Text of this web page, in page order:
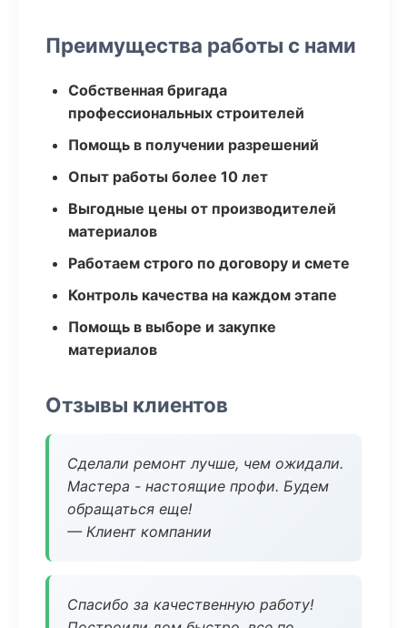
Преимущества работы с нами
Собственная бригада
профессиональных строителей
Помощь в получении разрешений
Опыт работы более 10 лет
Выгодные цены от производителей
материалов
Работаем строго по договору и смете
Контроль качества на каждом этапе
Помощь в выборе и закупке
материалов
Отзывы клиентов
Сделали ремонт лучше, чем ожидали.
Мастера - настоящие профи. Будем
обращаться еще!
— Клиент компании
Спасибо за качественную работу!